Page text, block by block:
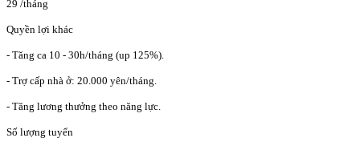
29 /tháng
Quyền lợi khác
- Tăng ca 10 - 30h/tháng (up 125%).
- Trợ cấp nhà ở: 20.000 yên/tháng.
- Tăng lương thưởng theo năng lực.
Số lượng tuyển